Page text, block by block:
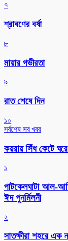
৭
শ্রাবণের বর্ষা
৮
মায়ার গভীরতা
৯
রাত শেষে দিন
১০
সর্বশেষ সব খবর
কয়রায় সিঁধ কেটে
১
পাটকেলঘাটা আল-
ঈদ পুনর্মিলনী
২
সাতক্ষীরা শহরে এক